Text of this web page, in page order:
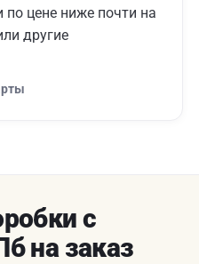
цене ниже почти на
другие
с
на заказ